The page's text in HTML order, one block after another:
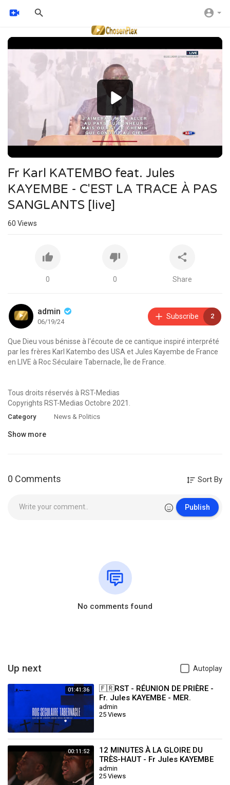
Video
Player
Fr Karl KATEMBO feat. Jules
KAYEMBE - C'EST LA TRACE À PAS
SANGLANTS [live]
60 Views
0 0 Share
admin
06/19/24
Subscribe 2
Que Dieu vous bénisse à l'écoute de ce cantique inspiré interprété
par les frères Karl Katembo des USA et Jules Kayembe de France
en LIVE à Roc Séculaire Tabernacle, Île de France.
Tous droits réservés à RST-Medias
Copyrights RST-Medias Octobre 2021.
Category News & Politics
Show more
0 Comments Sort By
Publish
No comments found
Up next Autoplay
01:41:36
🇫🇷RST - RÉUNION DE PRIÈRE -
Fr. Jules KAYEMBE - MER.
29.10.2025
admin
25 Views
00:11:52
12 MINUTES À LA GLOIRE DU
TRÈS-HAUT - Fr Jules KAYEMBE
admin
25 Views